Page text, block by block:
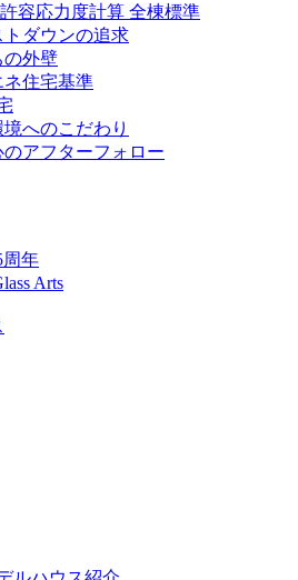
容応力度計算 全棟標準
ダウンの追求
の外壁
ネ住宅基準
へのこだわり
アフターフォロー
周年
Arts